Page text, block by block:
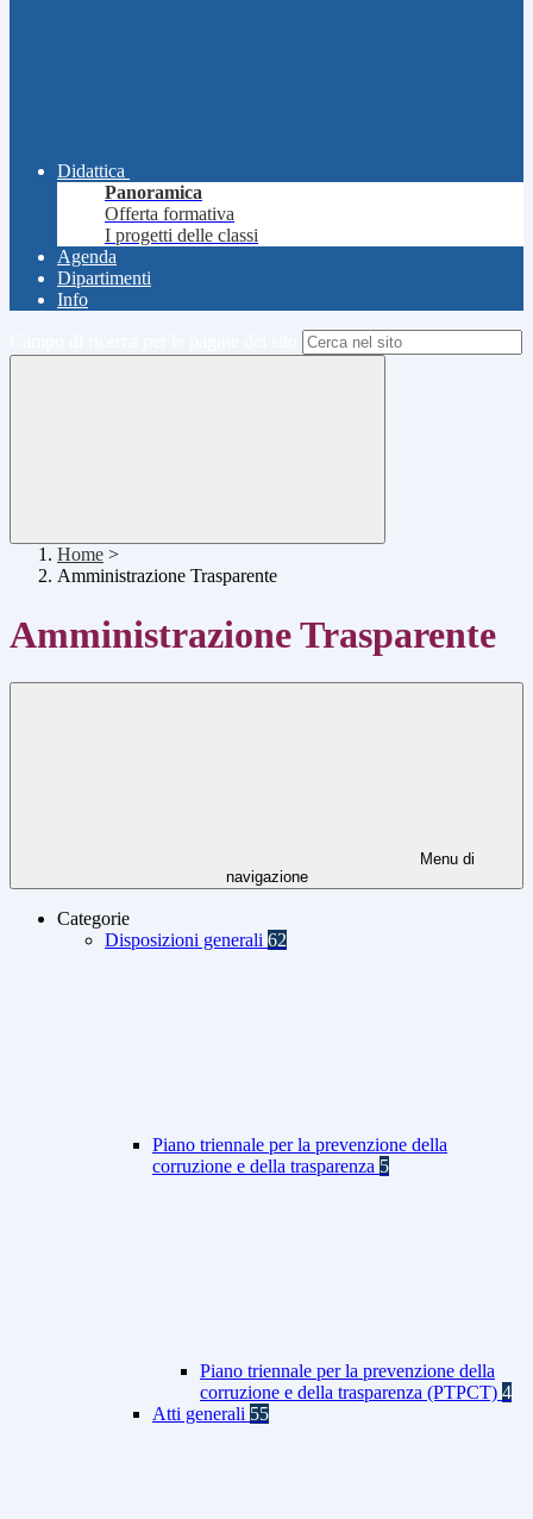
Didattica
Panoramica
Offerta formativa
I progetti delle classi
Agenda
Dipartimenti
Info
Home >
Amministrazione Trasparente
Amministrazione Trasparente
Menu di
navigazione
Categorie
Disposizioni generali 62
Piano triennale per la prevenzione della
corruzione e della trasparenza 5
Piano triennale per la prevenzione della
corruzione e della trasparenza (PTPCT) 4
Atti generali 55